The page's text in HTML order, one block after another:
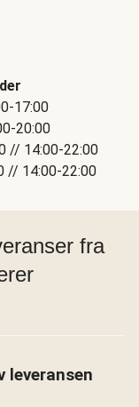
17:00
20:00
// 14:00-22:00
// 14:00-22:00
fra
leveransen